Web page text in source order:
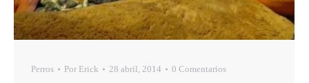
Perros Por Erick 28 abril, 2014 0 Comentarios